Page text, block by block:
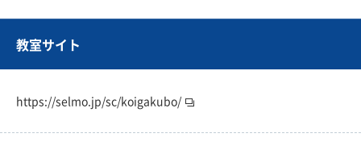
教室サイト
https://selmo.jp/sc/koigakubo/